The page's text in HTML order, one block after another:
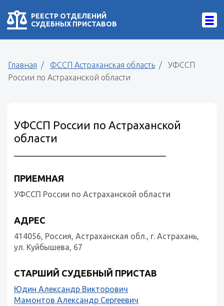
РЕЕСТР ОТДЕЛЕНИЙ
СУДЕБНЫХ ПРИСТАВОВ
Главная ФССП Астраханская область
УФССП
России по Астраханской области
УФССП России по Астраханской
области
ПРИЕМНАЯ
УФССП России по Астраханской области
АДРЕС
414056, Россия, Астраханская обл., г. Астрахань,
ул. Куйбышева, 67
СТАРШИЙ СУДЕБНЫЙ ПРИСТАВ
Юдин Александр Викторович
Мамонтов Александр Сергеевич